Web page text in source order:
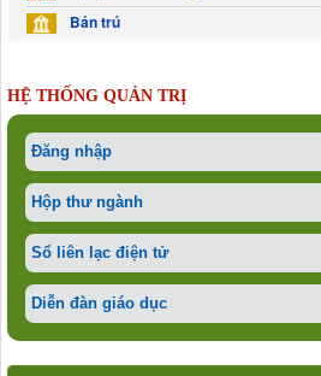
Bán trú
HỆ THỐNG QUẢN TRỊ
Đăng nhập
Hộp thư ngành
Sổ liên lạc điện tử
Diễn đàn giáo dục